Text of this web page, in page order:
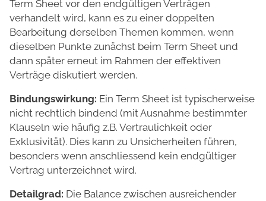
Term Sheet vor den endgültigen Verträgen
verhandelt wird, kann es zu einer doppelten
Bearbeitung derselben Themen kommen, wenn
dieselben Punkte zunächst beim Term Sheet und
dann später erneut im Rahmen der effektiven
Verträge diskutiert werden.
Bindungswirkung: Ein Term Sheet ist typischerweise
nicht rechtlich bindend (mit Ausnahme bestimmter
Klauseln wie häufig z.B. Vertraulichkeit oder
Exklusivität). Dies kann zu Unsicherheiten führen,
besonders wenn anschliessend kein endgültiger
Vertrag unterzeichnet wird.
Detailgrad: Die Balance zwischen ausreichender